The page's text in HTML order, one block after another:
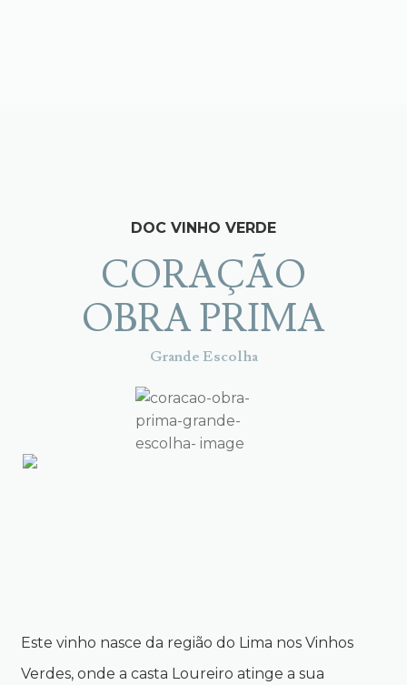
DOC VINHO VERDE
CORAÇÃO
OBRA PRIMA
Grande Escolha
Este vinho nasce da região do Lima nos Vinhos
Verdes, onde a casta Loureiro atinge a sua